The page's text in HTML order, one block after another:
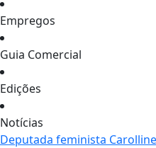
Empregos
Guia Comercial
Edições
Notícias
Deputada feminista